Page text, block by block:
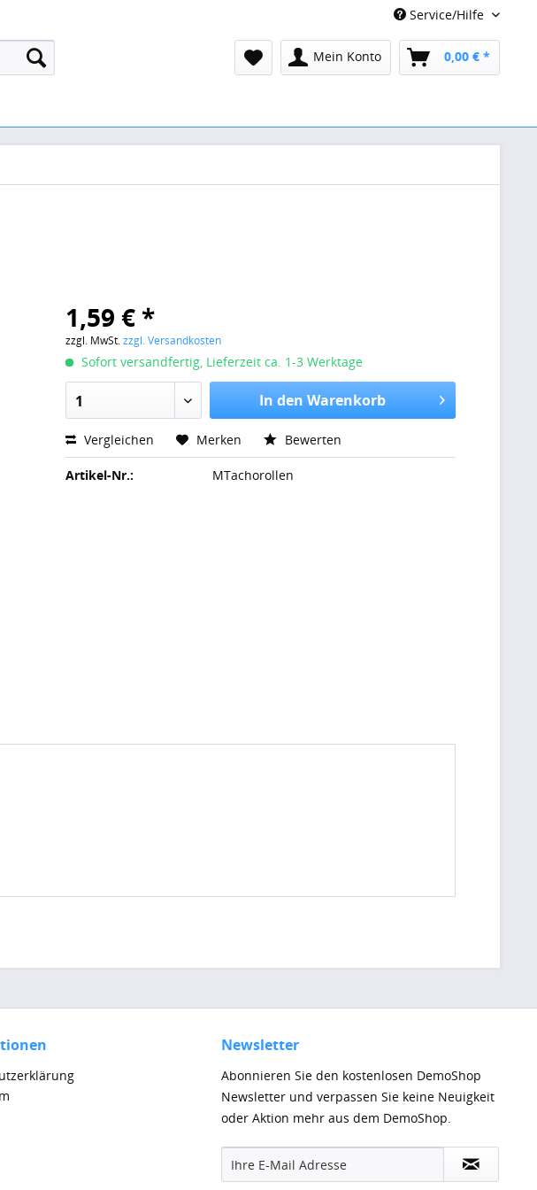
Service/Hilfe
Mein Konto 0,00 € *
1,59 € *
zzgl. MwSt.zzgl. Versandkosten
Sofort versandfertig, Lieferzeit ca. 1-3 Werktage
1 In den Warenkorb
Vergleichen Merken Bewerten
Artikel-Nr.: MTachorollen
Newsletter
Abonnieren Sie den kostenlosen DemoShop
Newsletter und verpassen Sie keine Neuigkeit
oder Aktion mehr aus dem DemoShop.